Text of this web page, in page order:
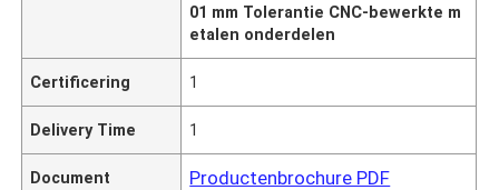
01 mm Tolerantie CNC-bewerkte m
etalen onderdelen
Certificering 1
Delivery Time 1
Document Productenbrochure PDF